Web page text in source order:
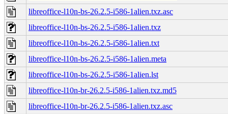
libreoffice-l10n-bs-26.2.5-i586-1alien.txz.asc
libreoffice-l10n-bs-26.2.5-i586-1alien.txz
libreoffice-l10n-bs-26.2.5-i586-1alien.txt
libreoffice-l10n-bs-26.2.5-i586-1alien.meta
libreoffice-l10n-bs-26.2.5-i586-1alien.lst
libreoffice-l10n-br-26.2.5-i586-1alien.txz.md5
libreoffice-l10n-br-26.2.5-i586-1alien.txz.asc